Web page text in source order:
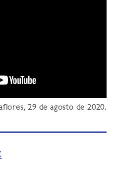
29 de agosto de 2020.